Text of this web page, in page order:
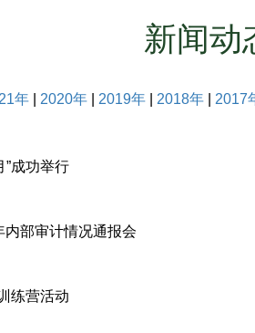
新闻动
年 2020年 2019年 2018年 2017
”成功举行
部审计情况通报会
练营活动